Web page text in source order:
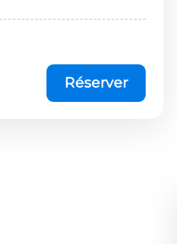
Réserver